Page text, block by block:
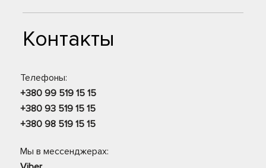
Контакты
Телефоны:
+380 99 519 15 15
+380 93 519 15 15
+380 98 519 15 15
Мы в мессенджерах: